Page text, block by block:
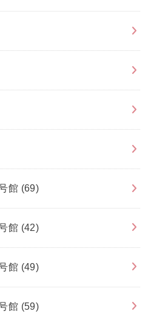
館 (69)
館 (42)
館 (49)
館 (59)